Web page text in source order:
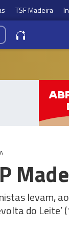
TSF Madeira
levam,
do